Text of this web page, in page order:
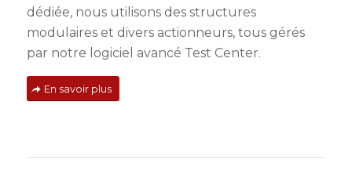
dédiée, nous utilisons des structures
modulaires et divers actionneurs, tous gérés
par notre logiciel avancé Test Center.
En savoir plus